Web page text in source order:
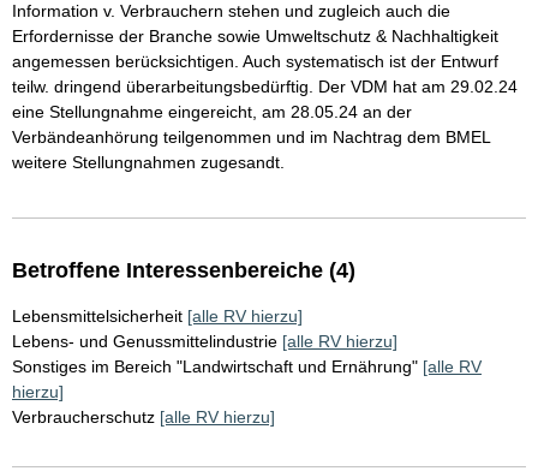
Information v. Verbrauchern stehen und zugleich auch die
Erfordernisse der Branche sowie Umweltschutz & Nachhaltigkeit
angemessen berücksichtigen. Auch systematisch ist der Entwurf
teilw. dringend überarbeitungsbedürftig. Der VDM hat am 29.02.24
eine Stellungnahme eingereicht, am 28.05.24 an der
Verbändeanhörung teilgenommen und im Nachtrag dem BMEL
weitere Stellungnahmen zugesandt.
Betroffene Interessenbereiche (4)
Lebensmittelsicherheit [alle RV hierzu]
Lebens- und Genussmittelindustrie [alle RV hierzu]
Sonstiges im Bereich "Landwirtschaft und Ernährung" [alle RV
hierzu]
Verbraucherschutz [alle RV hierzu]